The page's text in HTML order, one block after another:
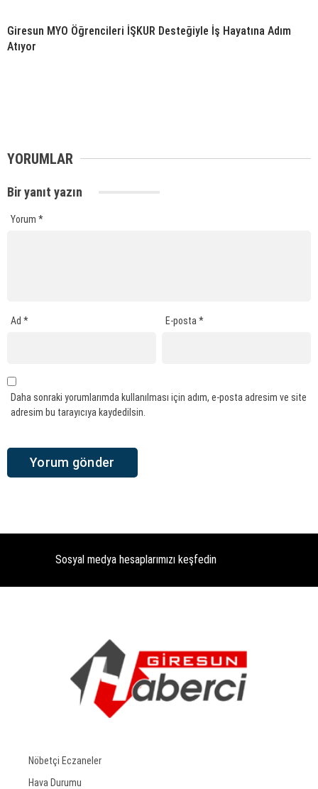
Giresun MYO Öğrencileri İŞKUR Desteğiyle İş Hayatına Adım
Atıyor
YORUMLAR
Bir yanıt yazın
Yorum *
Ad * E-posta*
Daha sonraki yorumlarımda kullanılması için adım, e-posta adresim ve site
adresim bu tarayıcıya kaydedilsin.
Sosyal medya hesaplarımızı keşfedin
Nöbetçi Eczaneler
Hava Durumu